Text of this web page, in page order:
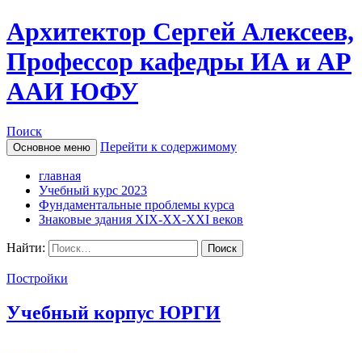
Архитектор Сергей Алексеев,
Профессор кафедры ИА и АР
ААИ ЮФУ
Поиск
Основное меню Перейти к содержимому
главная
Учебный курс 2023
Фундаментальные проблемы курса
Знаковые здания XIX-ХХ-XXI веков
Найти:
Постройки
Учебный корпус ЮРГИ